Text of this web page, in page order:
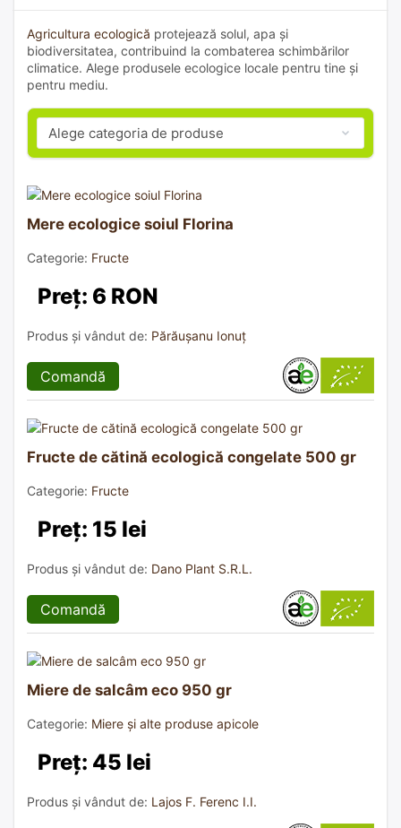
Agricultura ecologică protejează solul, apa și
biodiversitatea, contribuind la combaterea schimbărilor
climatice. Alege produsele ecologice locale pentru tine și
pentru mediu.
Mere ecologice soiul Florina
Categorie: Fructe
Preț: 6 RON
Produs și vândut de: Părăușanu Ionuț
Comandă
Fructe de cătină ecologică congelate 500 gr
Categorie: Fructe
Preț: 15 lei
Produs și vândut de: Dano Plant S.R.L.
Comandă
Miere de salcâm eco 950 gr
Categorie: Miere și alte produse apicole
Preț: 45 lei
Produs și vândut de: Lajos F. Ferenc I.I.